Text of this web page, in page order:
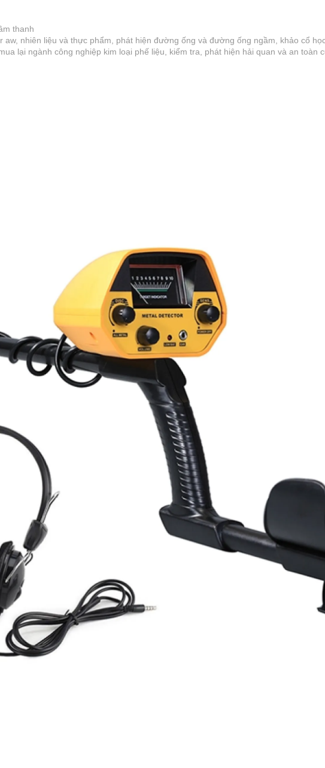
thanh
aw, nhiên liệu và thực phẩm, phát hiện đường ống và đường ống ngầm, khảo cổ
lại ngành công nghiệp kim loại phế liệu, kiểm tra, phát hiện hải quan và an toàn